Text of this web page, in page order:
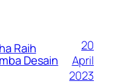
Raih
Desain
20
April
2023